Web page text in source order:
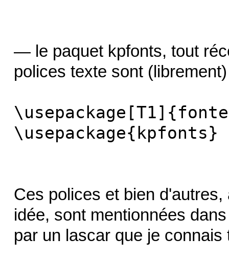
— le paquet kpfonts, tout
polices texte sont
\usepackage{kpfonts}
Ces polices et bien
idée, sont mentionnées
par un lascar que je